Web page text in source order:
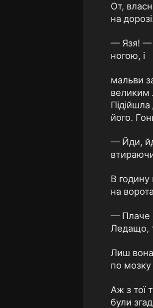
От,
на
— Язя! —
ногою, і
мальви
великим
його.
— Йди,
В годину
на
— Плаче
Ледащо,
Лиш вона
по мозку
Аж з тої
були